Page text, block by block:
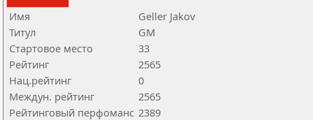
Имя
Geller Jakov
Титул
GM
Стартовое место
33
Рейтинг
2565
Нац.рейтинг
0
Междун. рейтинг
2565
Рейтинговый перфоманс 2389